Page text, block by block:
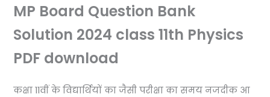
MP Board Question Bank
Solution 2024 class 11th Physics
PDF download
कक्षा 11वीं के विद्यार्थियों का जैसी परीक्षा का समय नजदीक आ